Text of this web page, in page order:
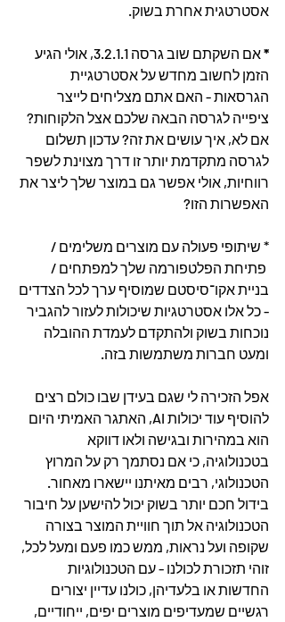
אסטרטגית אחרת בשוק.
*
אם השקתם שוב גרסה 3.2.1.1, אולי הגיע
הזמן לחשוב מחדש על אסטרטגיית
הגרסאות - האם אתם מצליחים לייצר
ציפייה לגרסה הבאה שלכם אצל הלקוחות?
אם לא, איך עושים את זה? עדכון תשלום
לגרסה מתקדמת יותר זו דרך מצוינת לשפר
רווחיות, אולי אפשר גם במוצר שלך ליצר את
האפשרות הזו?
* שיתופי פעולה עם מוצרים משלימים /
פתיחת הפלטפורמה שלך למפתחים /
בניית אקו־סיסטם שמוסיף ערך לכל הצדדים
- כל אלו אסטרטגיות שיכולות לעזור להגביר
נוכחות בשוק ולהתקדם לעמדת ההובלה
ומעט חברות משתמשות בזה.
אפל הזכירה לי שגם בעידן שבו כולם רצים
להוסיף עוד יכולות AI, האתגר האמיתי היום
הוא במהירות ובגישה ולאו דווקא
בטכנולוגיה, כי אם נסתמך רק על המרוץ
הטכנולוגי, רבים מאיתנו יישארו מאחור.
בידול חכם יותר בשוק יכול להישען על חיבור
הטכנולוגיה אל תוך חוויית המוצר בצורה
שקופה ועל נראות, ממש כמו פעם ומעל לכל,
זוהי תזכורת לכולנו - עם הטכנולוגיות
החדשות או בלעדיהן, כולנו עדיין יצורים
רגשיים שמעדיפים מוצרים יפים, ייחודיים,